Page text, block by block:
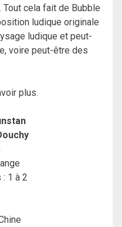
cela fait de Bubble
ludique originale
ludique et peut-
voire peut-être des
plus.
1 à 2